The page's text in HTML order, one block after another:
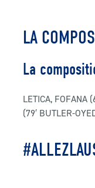
LA
La
LETICA, FOFANA
(79′ BUTLER-